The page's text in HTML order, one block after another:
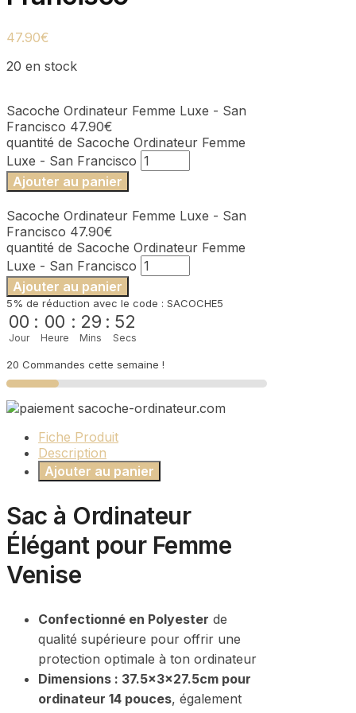
47.90€
20 en stock
Sacoche Ordinateur Femme Luxe - San
Francisco 47.90€
quantité de Sacoche Ordinateur Femme
Luxe - San Francisco
Ajouter au panier
Sacoche Ordinateur Femme Luxe - San
Francisco 47.90€
quantité de Sacoche Ordinateur Femme
Luxe - San Francisco
Ajouter au panier
5% de réduction avec le code : SACOCHE5
00
Jour
: 00
Heure
: 29
Mins
: 52
Secs
20 Commandes cette semaine !
Fiche Produit
Description
Ajouter au panier
Sac à Ordinateur
Élégant pour Femme
Venise
Confectionné en Polyester de
qualité supérieure pour offrir une
protection optimale à ton ordinateur
Dimensions : 37.5x3x27.5cm pour
ordinateur 14 pouces, également